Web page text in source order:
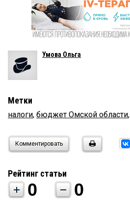
Умова Ольга
Метки
налоги, бюджет Омской области,
Комментировать
Рейтинг статьи
0 0